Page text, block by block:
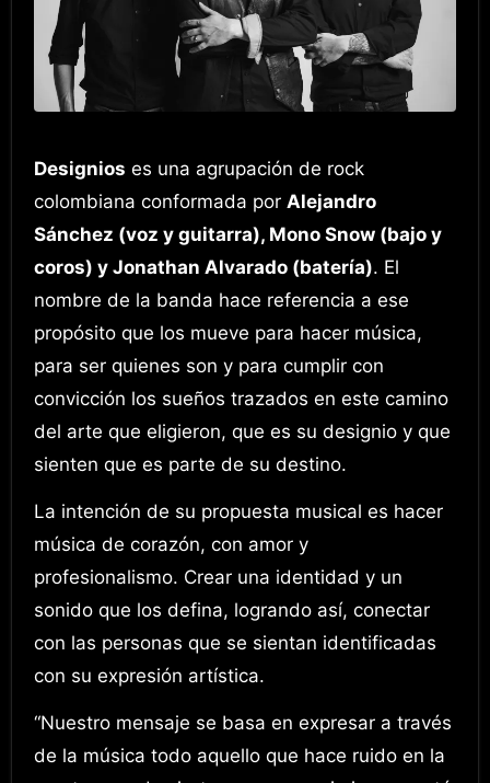
Designios es una agrupación de rock
colombiana conformada por Alejandro
Sánchez (voz y guitarra), Mono Snow (bajo y
coros) y Jonathan Alvarado (batería). El
nombre de la banda hace referencia a ese
propósito que los mueve para hacer música,
para ser quienes son y para cumplir con
convicción los sueños trazados en este camino
del arte que eligieron, que es su designio y que
sienten que es parte de su destino.
La intención de su propuesta musical es hacer
música de corazón, con amor y
profesionalismo. Crear una identidad y un
sonido que los defina, logrando así, conectar
con las personas que se sientan identificadas
con su expresión artística.
“Nuestro mensaje se basa en expresar a través
de la música todo aquello que hace ruido en la